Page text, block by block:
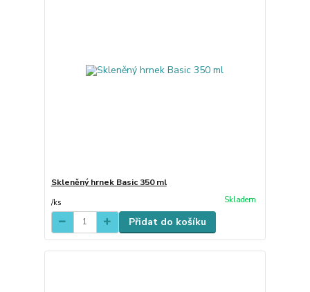
Skleněný hrnek Basic 350 ml
/ks Skladem
Přidat do košíku